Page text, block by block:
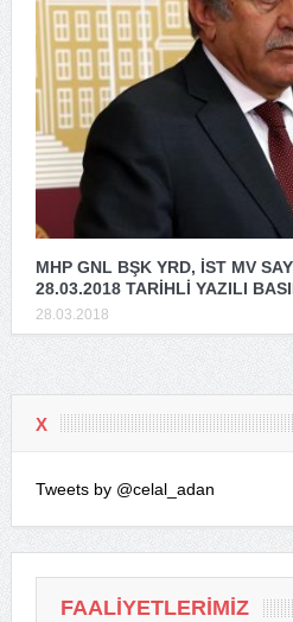
MHP GNL BŞK YRD, İST MV
28.03.2018 TARİHLİ YAZILI
28.03.2018
X
Tweets by @celal_adan
FAALIYETLERIMIZ